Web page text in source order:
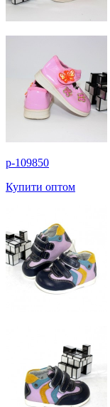
p-109850
Купити оптом